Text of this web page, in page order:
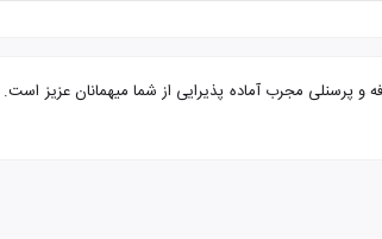
قیمت. هتل طوبی 2 ستاره همراه با سرو صبحانه بوفه و پرسنلی مجرب آماده